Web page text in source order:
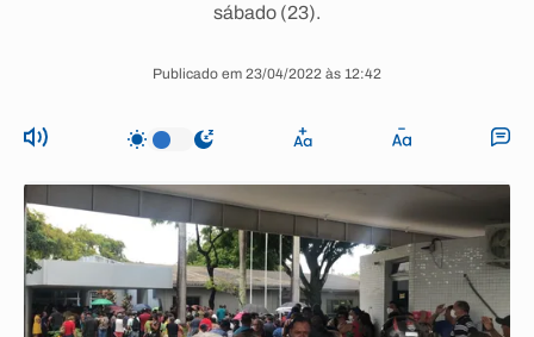
sábado (23).
Publicado em 23/04/2022 às 12:42